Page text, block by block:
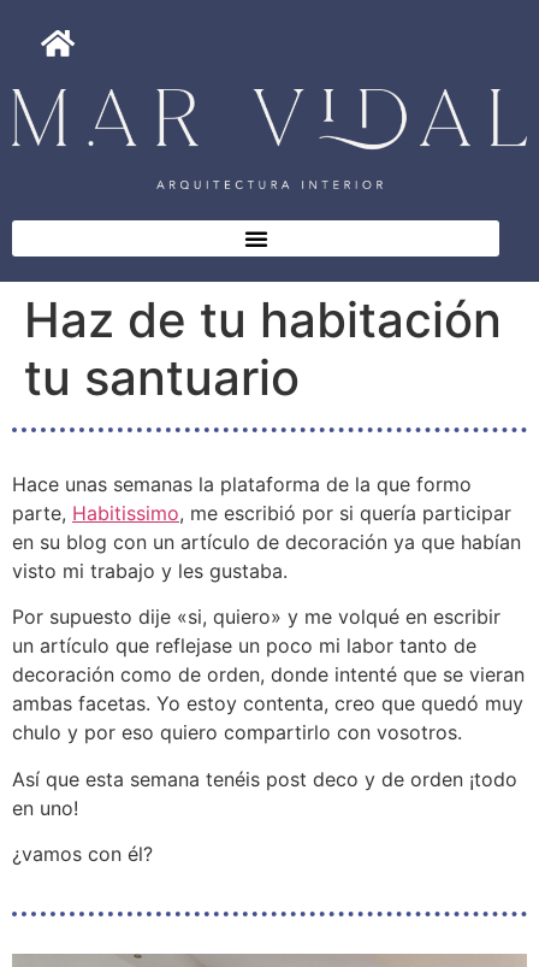
Haz de tu habitación
tu santuario
Hace unas semanas la plataforma de la que formo
parte, Habitissimo, me escribió por si quería participar
en su blog con un artículo de decoración ya que habían
visto mi trabajo y les gustaba.
Por supuesto dije «si, quiero» y me volqué en escribir
un artículo que reflejase un poco mi labor tanto de
decoración como de orden, donde intenté que se vieran
ambas facetas. Yo estoy contenta, creo que quedó muy
chulo y por eso quiero compartirlo con vosotros.
Así que esta semana tenéis post deco y de orden ¡todo
en uno!
¿vamos con él?